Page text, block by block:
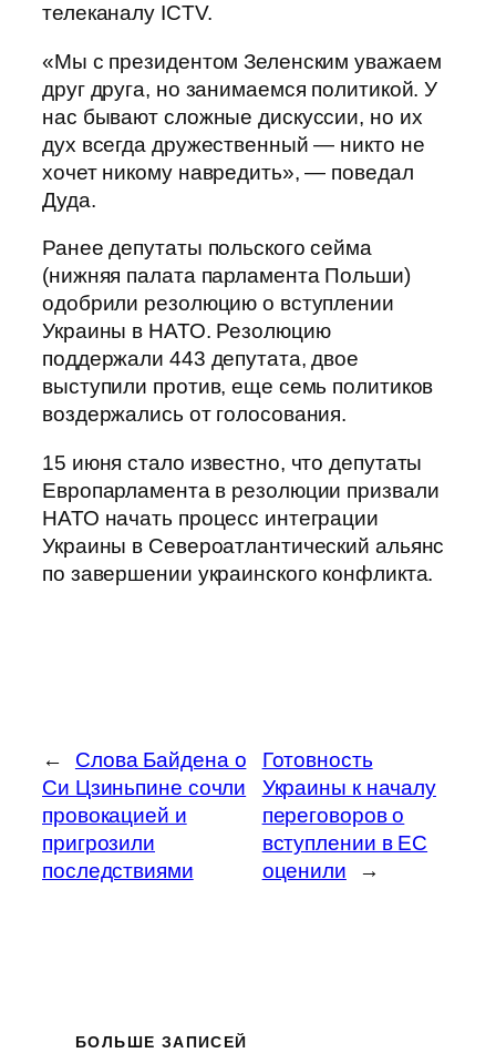
телеканалу ICTV.
«Мы с президентом Зеленским уважаем
друг друга, но занимаемся политикой. У
нас бывают сложные дискуссии, но их
дух всегда дружественный — никто не
хочет никому навредить», — поведал
Дуда.
Ранее депутаты польского сейма
(нижняя палата парламента Польши)
одобрили резолюцию о вступлении
Украины в НАТО. Резолюцию
поддержали 443 депутата, двое
выступили против, еще семь политиков
воздержались от голосования.
15 июня стало известно, что депутаты
Европарламента в резолюции призвали
НАТО начать процесс интеграции
Украины в Североатлантический альянс
по завершении украинского конфликта.
←
Слова Байдена о
Си Цзиньпине сочли
провокацией и
пригрозили
последствиями
Готовность
Украины к началу
переговоров о
вступлении в ЕС
оценили
→
БОЛЬШЕ ЗАПИСЕЙ